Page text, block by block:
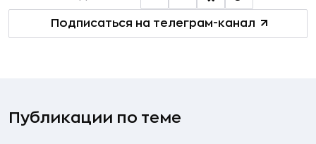
Подписаться на телеграм-канал
Публикации по теме